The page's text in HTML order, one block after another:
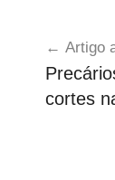
v
e
r
artigos
Artigo
cortes